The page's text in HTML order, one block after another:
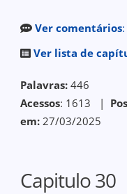
Ver comentários
Ver lista de
Palavras: 446
Acessos: 1613 |
em: 27/03/2025
Capitulo 30